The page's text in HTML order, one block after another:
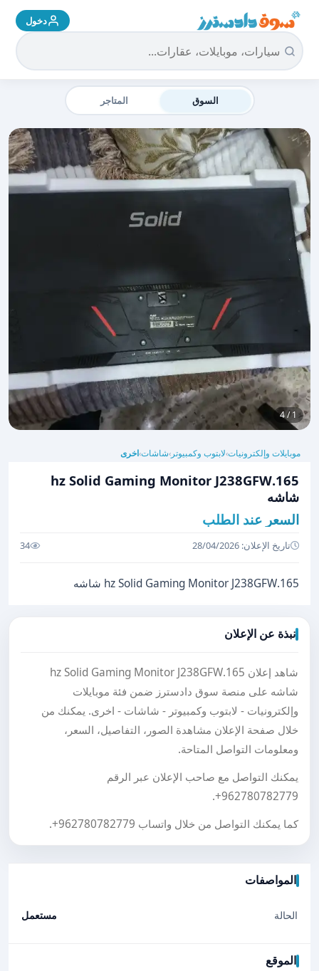
سوق دادسترز الرئيسية دخول
السوق المتاجر
1 / 4
موبايلات وإلكترونيات›لابتوب وكمبيوتر ›شاشات›اخرى
165.hz Solid Gaming Monitor J238GFW
شاشه
السعر عند الطلب
تاريخ الإعلان: 28/04/2026 34
165.hz Solid Gaming Monitor J238GFW شاشه
نبذة عن الإعلان
شاهد إعلان 165.hz Solid Gaming Monitor J238GFW
شاشه على منصة سوق دادسترز ضمن فئة موبايلات
وإلكترونيات - لابتوب وكمبيوتر - شاشات - اخرى. يمكنك من
خلال صفحة الإعلان مشاهدة الصور، التفاصيل، السعر،
ومعلومات التواصل المتاحة.
يمكنك التواصل مع صاحب الإعلان عبر الرقم
+962780782779
.
كما يمكنك التواصل من خلال واتساب +962780782779
.
المواصفات
الحالة مستعمل
الموقع